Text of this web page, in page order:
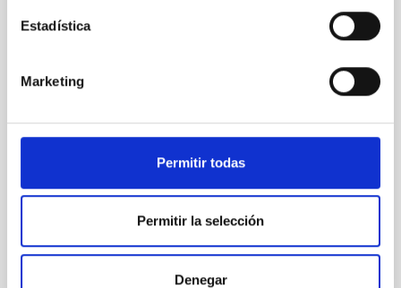
Estadística
Marketing
Permitir todas
Permitir la selección
Denegar
galaxies at 1.2 ≲ z ≲ 2.2: Age, Fe-, and
insights into star-formation quenching and stellar
studies have revealed that the cores of these
galaxies are redder than their outskirts. However,
Cheng, Chloe M. et al.
Fecha de publicación: